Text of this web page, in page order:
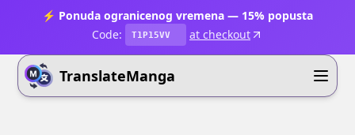
⚡ Ponuda ogranicenog vremena — 15% popusta
Code:
T1P15VV at checkout
TranslateManga